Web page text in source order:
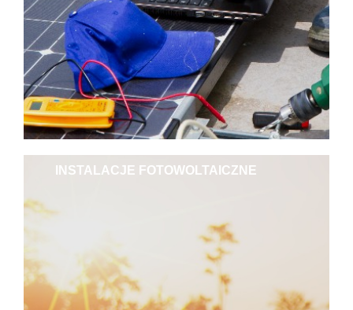
INSTALACJE FOTOWOLTAICZNE